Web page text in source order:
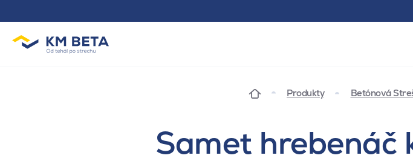
Produkty Betónová
Samet hrebenáč